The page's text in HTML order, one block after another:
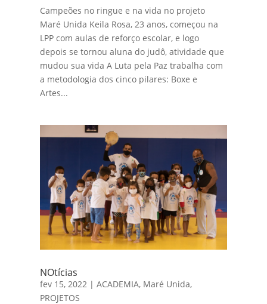
Campeões no ringue e na vida no projeto
Maré Unida Keila Rosa, 23 anos, começou na
LPP com aulas de reforço escolar, e logo
depois se tornou aluna do judô, atividade que
mudou sua vida A Luta pela Paz trabalha com
a metodologia dos cinco pilares: Boxe e
Artes...
NOtícias
fev 15, 2022 |ACADEMIA, Maré Unida,
PROJETOS